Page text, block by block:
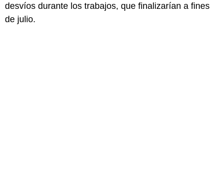
desvíos durante los trabajos, que finalizarían a fines
de julio.